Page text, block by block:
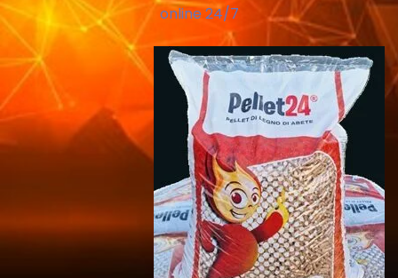
online 24/7